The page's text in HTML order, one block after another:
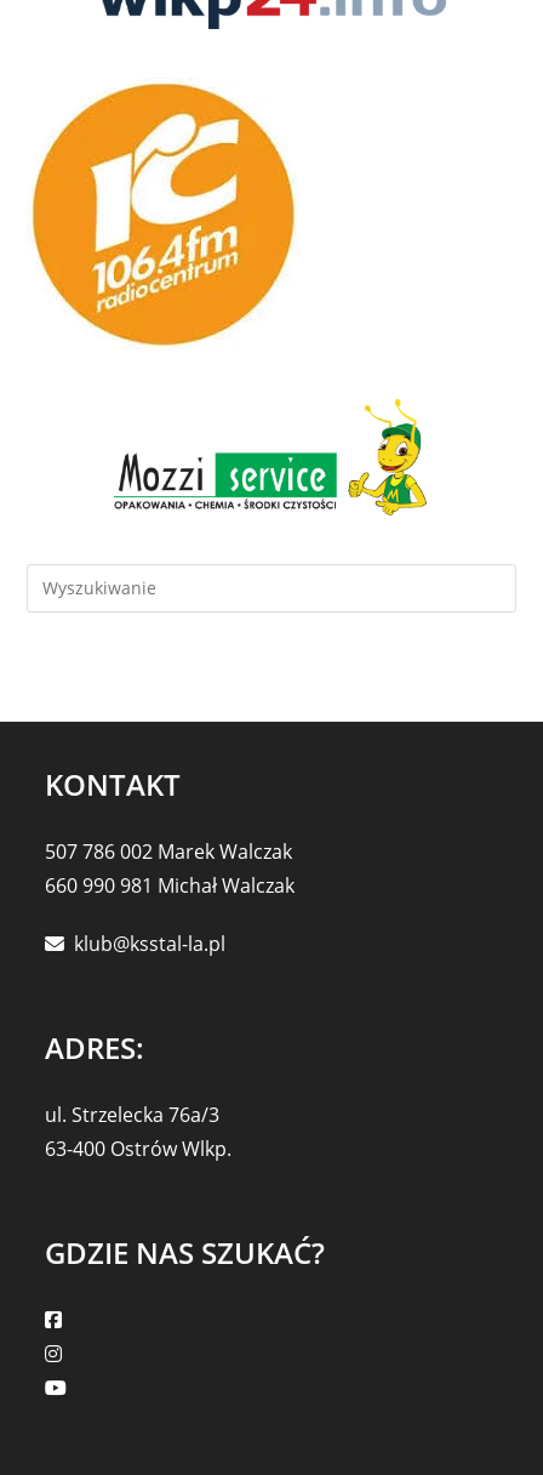
KONTAKT
507 786 002 Marek Walczak
660 990 981 Michał Walczak
klub@ksstal-la.pl
ADRES:
ul. Strzelecka 76a/3
63-400 Ostrów Wlkp.
GDZIE NAS SZUKAĆ?